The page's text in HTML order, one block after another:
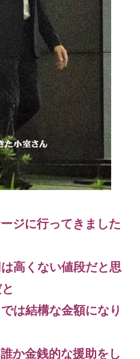
ジに行ってきました
高くない値段だと思
は結構な金額になり
か金銭的な援助をし